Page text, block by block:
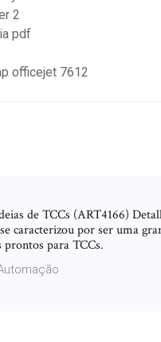
2
pdf
officejet 7612
de TCCs (ART4166)
caracterizou por ser uma
prontos para TCCs.